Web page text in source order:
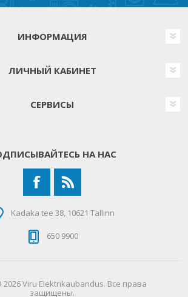
ИНФОРМАЦИЯ
ЛИЧНЫЙ КАБИНЕТ
СЕРВИСЫ
НА НАС
Kadaka tee 38, 10621 Tallinn
650 9900
Viru Elektrikaubandus. Все права
защищены.